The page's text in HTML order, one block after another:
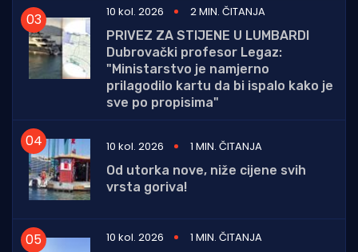
10 kol. 2026
2 MIN. ČITANJA
PRIVEZ ZA STIJENE U LUMBARDI
Dubrovački profesor Legaz:
"Ministarstvo je namjerno
prilagodilo kartu da bi ispalo kako je
sve po propisima"
10 kol. 2026
1 MIN. ČITANJA
Od utorka nove, niže cijene svih
vrsta goriva!
10 kol. 2026
1 MIN. ČITANJA